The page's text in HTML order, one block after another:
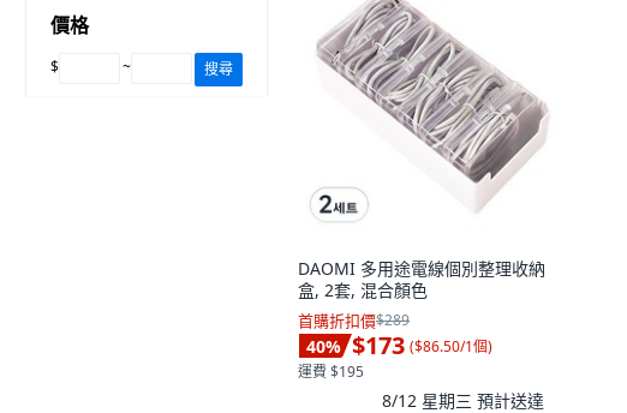
價格
$ ~ 搜尋
DAOMI 多用途電線個別整理收納
盒, 2套, 混合顏色
首購折扣價$289
40% $173 ($86.50/1個)
運費 $195
8/12 星期三 預計送達